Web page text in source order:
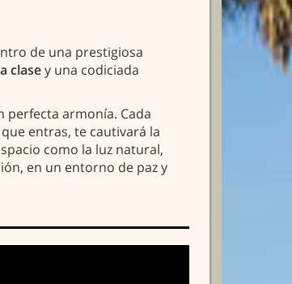
de una prestigiosa
clasey una codiciada
perfecta armonía. Cada
entras, te cautivará la
como la luz natural,
en un entorno de paz y